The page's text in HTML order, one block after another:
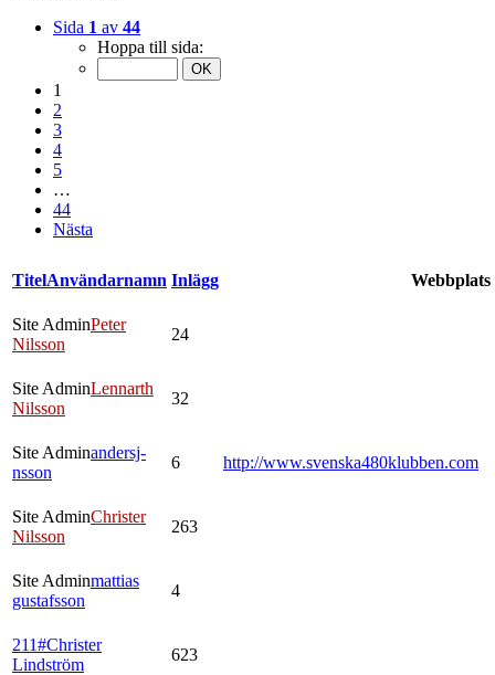
Sida 1 av 44
Hoppa till sida:
1
2
3
4
5
…
44
Nästa
TitelAnvändarnamn Inlägg Webbplats
Site AdminPeter
Nilsson
24
Site AdminLennarth
Nilsson
32
Site Adminandersj-
nsson
6 http://www.svenska480klubben.com
Site AdminChrister
Nilsson
263
Site Adminmattias
gustafsson
4
211#Christer
Lindström
623